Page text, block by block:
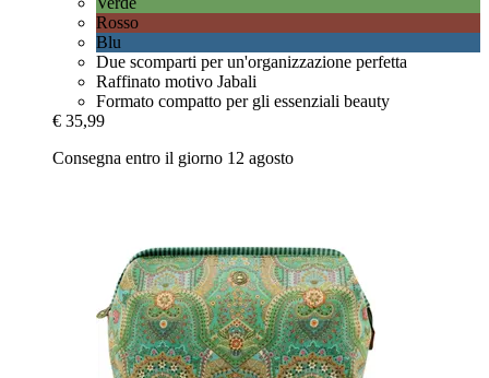
Rosso
Blu
Due scomparti per un'organizzazione perfetta
Raffinato motivo Jabali
Formato compatto per gli essenziali beauty
€ 35,99
Consegna entro il giorno 12 agosto